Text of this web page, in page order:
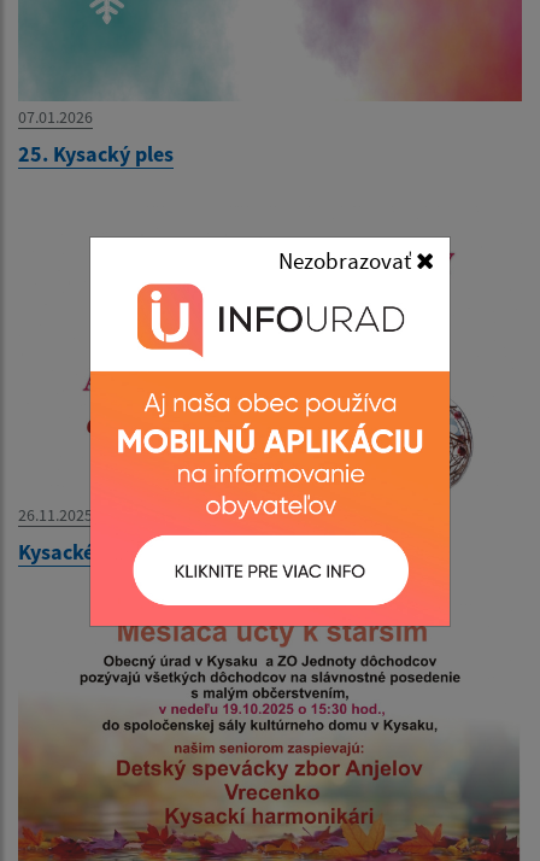
Nezobrazovať
07.01.2026
25. Kysacký ples
26.11.2025
Kysacké vianočné trhy a adventný koncert